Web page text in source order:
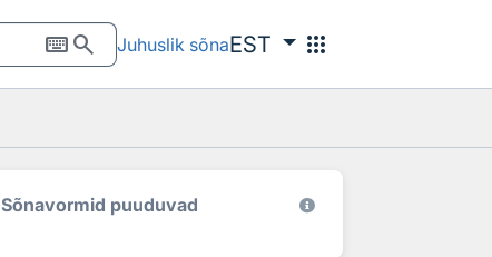
keyboardsearch Juhuslik sõnaEST apps
Sõnavormid puuduvad